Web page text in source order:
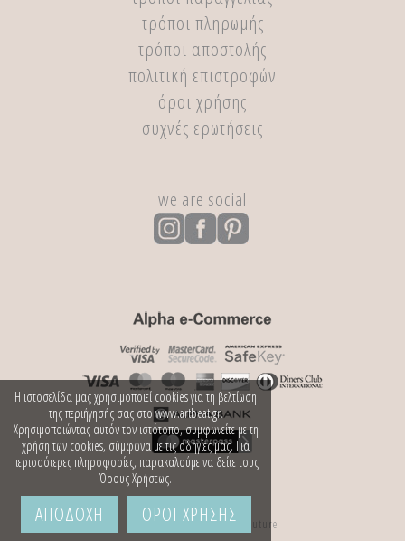
τρόποι πληρωμής
τρόποι αποστολής
πολιτική επιστροφών
όροι χρήσης
συχνές ερωτήσεις
we are social
Κατασκευή Ιστοσελίδων Web Future
Η ιστοσελίδα μας χρησιμοποιεί cookies για τη βελτίωση
της περιήγησής σας στο www.artbeat.gr.
Χρησιμοποιώντας αυτόν τον ιστότοπο, συμφωνείτε με τη
χρήση των cookies, σύμφωνα με τις οδηγίες μας. Για
περισσότερες πληροφορίες, παρακαλούμε να δείτε τους
Όρους Χρήσεως.
ΑΠΟΔΟΧΗ ΟΡΟΙ ΧΡΗΣΗΣ